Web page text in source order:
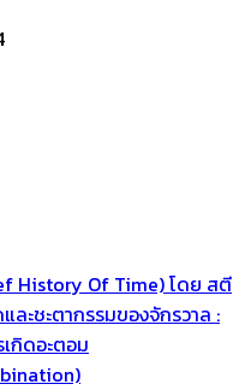
History Of Time) โดย สตี
ะชะตากรรมของจักรวาล :
เกิดอะตอม